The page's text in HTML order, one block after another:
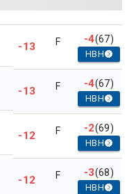
-13 F -4(67)
HBH
-13 F -4(67)
HBH
-12 F -2(69)
HBH
-12 F -3(68)
HBH